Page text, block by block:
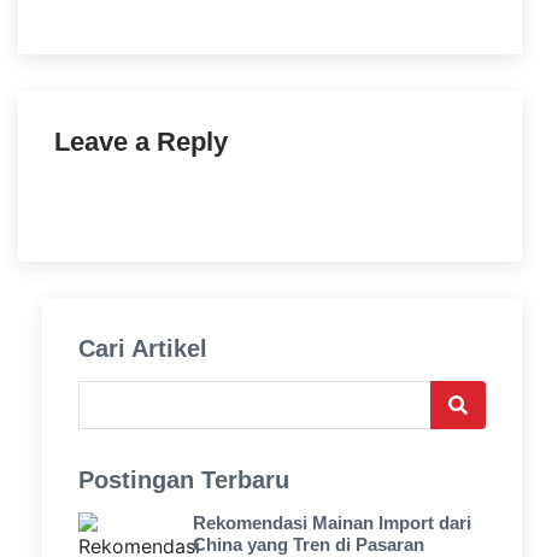
Leave a Reply
Cari Artikel
Postingan Terbaru
Rekomendasi Mainan Import dari
China yang Tren di Pasaran